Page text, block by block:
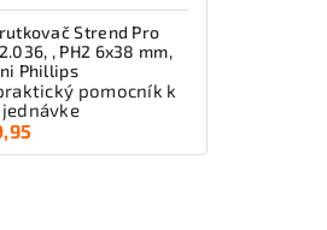
Strend Pro
, PH2 6x38 mm,
Phillips
pomocník k